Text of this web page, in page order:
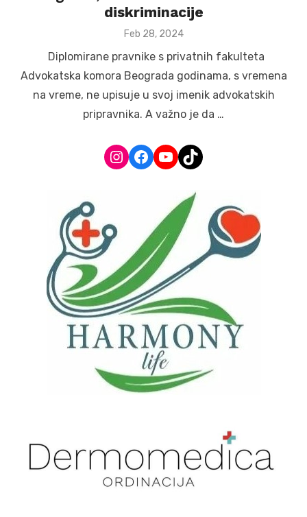
diskriminacije
Posted
Feb 28, 2024
Diplomirane pravnike s privatnih fakulteta
Advokatska komora Beograda godinama, s vremena
na vreme, ne upisuje u svoj imenik advokatskih
pripravnika. A važno je da …
Instagram
Facebook
YouTube
TikTok